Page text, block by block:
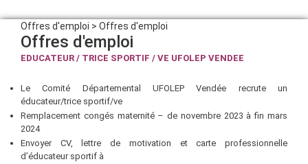
Offres d'emploi > Offres d'emploi
Offres d'emploi
EDUCATEUR / TRICE SPORTIF / VE UFOLEP VENDEE
Le Comité Départemental UFOLEP Vendée recrute un
éducateur/trice sportif/ve
Remplacement congés maternité – de novembre 2023 à fin mars
2024
Envoyer CV, lettre de motivation et carte professionnelle
d’éducateur sportif à